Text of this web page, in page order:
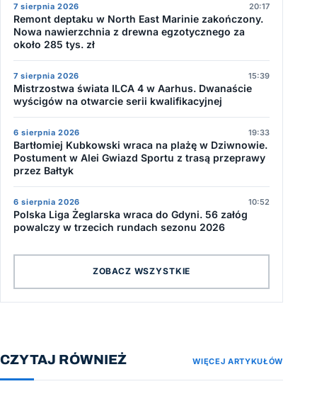
7 sierpnia 2026 20:17
Remont deptaku w North East Marinie zakończony.
Nowa nawierzchnia z drewna egzotycznego za
około 285 tys. zł
7 sierpnia 2026 15:39
Mistrzostwa świata ILCA 4 w Aarhus. Dwanaście
wyścigów na otwarcie serii kwalifikacyjnej
6 sierpnia 2026 19:33
Bartłomiej Kubkowski wraca na plażę w Dziwnowie.
Postument w Alei Gwiazd Sportu z trasą przeprawy
przez Bałtyk
6 sierpnia 2026 10:52
Polska Liga Żeglarska wraca do Gdyni. 56 załóg
powalczy w trzecich rundach sezonu 2026
ZOBACZ WSZYSTKIE
CZYTAJ RÓWNIEŻ WIĘCEJ ARTYKUŁÓW